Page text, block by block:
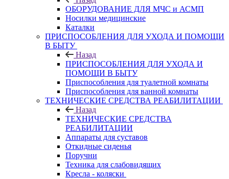
ОБОРУДОВАНИЕ ДЛЯ МЧС и АСМП
Носилки медицинские
Каталки
ПРИСПОСОБЛЕНИЯ ДЛЯ УХОДА И ПОМОЩИ
В БЫТУ
Назад
ПРИСПОСОБЛЕНИЯ ДЛЯ УХОДА И
ПОМОЩИ В БЫТУ
Приспособления для туалетной комнаты
Приспособления для ванной комнаты
ТЕХНИЧЕСКИЕ СРЕДСТВА РЕАБИЛИТАЦИИ
Назад
ТЕХНИЧЕСКИЕ СРЕДСТВА
РЕАБИЛИТАЦИИ
Аппараты для суставов
Откидные сиденья
Поручни
Техника для слабовидящих
Кресла - коляски